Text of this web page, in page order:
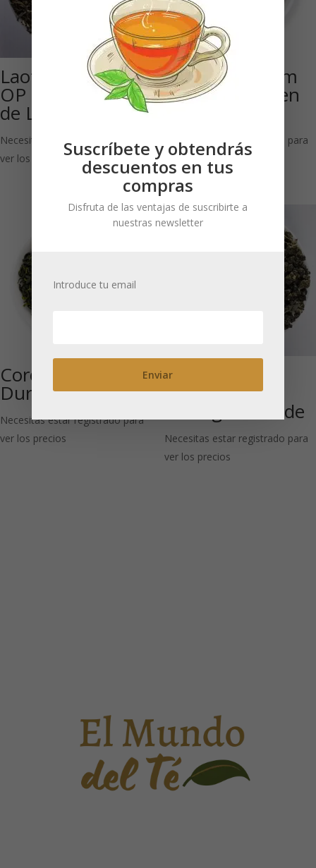
Laothang Green
OP Bio: Té verde
de Laos
Necesitas estar registrado para
ver los precios
Corea Yeongam
Jungseon Green
Necesitas estar registrado para
ver los precios
Corea Jeju Sejak
Durin
Necesitas estar registrado para
ver los precios
Rainforest
Sencha Tam
Duong: Té verde
Necesitas estar registrado para
ver los precios
Suscríbete y obtendrás
descuentos en tus
compras
Disfruta de las ventajas de suscribirte a
nuestras newsletter
Introduce tu email